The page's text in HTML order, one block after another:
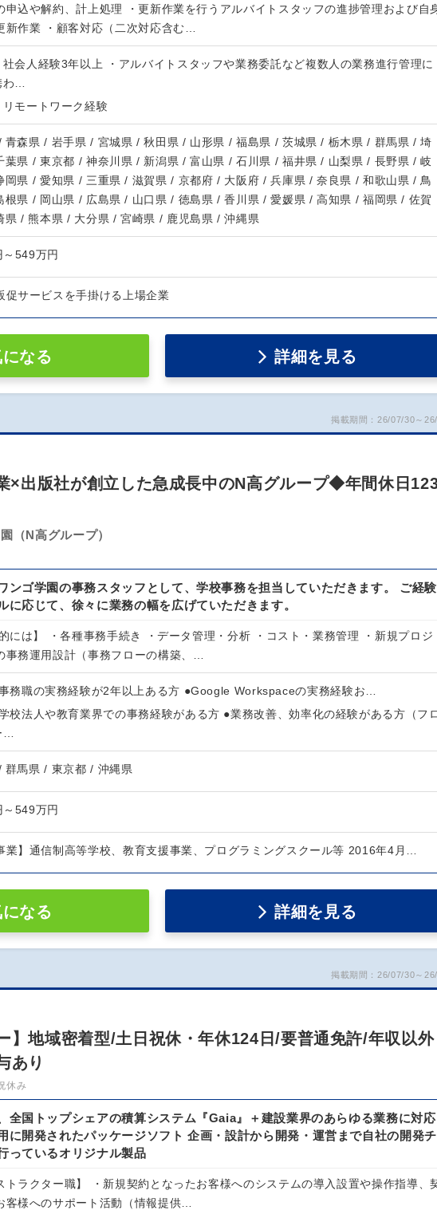
申込や解約、計上処理 ・更新作業を行うアルバイトスタッフの進捗管理および自
新作業 ・顧客対応（二次対応含む…
社会人経験3年以上 ・アルバイトスタッフや業務委託など複数人の業務進行管理に
わ…
リモートワーク経験
青森県 / 岩手県 / 宮城県 / 秋田県 / 山形県 / 福島県 / 茨城県 / 栃木県 / 群馬県 / 埼
葉県 / 東京都 / 神奈川県 / 新潟県 / 富山県 / 石川県 / 福井県 / 山梨県 / 長野県 / 岐
岡県 / 愛知県 / 三重県 / 滋賀県 / 京都府 / 大阪府 / 兵庫県 / 奈良県 / 和歌山県 / 鳥
根県 / 岡山県 / 広島県 / 山口県 / 徳島県 / 香川県 / 愛媛県 / 高知県 / 福岡県 / 佐賀
県 / 熊本県 / 大分県 / 宮崎県 / 鹿児島県 / 沖縄県
549万円
促サービスを手掛ける上場企業
なる 詳細を見る
掲載期間：26/07/30～
×出版社が創立した急成長中のN高グループ◆年間休日
（N高グループ）
ンゴ学園の事務スタッフとして、学校事務を担当していただきます。 ご経験
に応じて、徐々に業務の幅を広げていただきます。
的には】 ・各種事務手続き ・データ管理・分析 ・コスト・業務管理 ・新規プロジ
事務運用設計（事務フローの構築、…
務職の実務経験が2年以上ある方 ●Google Workspaceの実務経験お…
校法人や教育業界での事務経験がある方 ●業務改善、効率化の経験がある方（フ
…
群馬県 / 東京都 / 沖縄県
549万円
業】通信制高等学校、教育支援事業、プログラミングスクール等 2016年4月…
なる 詳細を見る
掲載期間：26/07/30～
】地域密着型/土日祝休・年休124日/要普通免許/年収以外
あり
休み
全国トップシェアの積算システム『Gaia』＋建設業界のあらゆる業務に対応
に開発されたパッケージソフト 企画・設計から開発・運営まで自社の開発チ
っているオリジナル製品
トラクター職】 ・新規契約となったお客様へのシステムの導入設置や操作指導、
客様へのサポート活動（情報提供…